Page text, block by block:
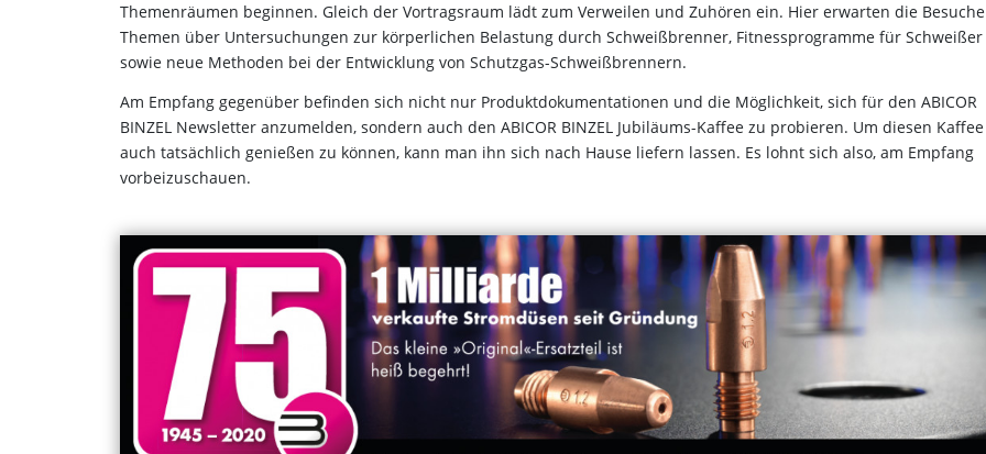
Themenräumen beginnen. Gleich der Vortragsraum lädt zum Verweilen und Zuhören ein. Hier erwarten die
Themen über Untersuchungen zur körperlichen Belastung durch Schweißbrenner, Fitnessprogramme für Schweißer
sowie neue Methoden bei der Entwicklung von Schutzgas-Schweißbrennern.
Am Empfang gegenüber befinden sich nicht nur Produktdokumentationen und die Möglichkeit, sich für den ABICOR
BINZEL Newsletter anzumelden, sondern auch den ABICOR BINZEL Jubiläums-Kaffee zu probieren. Um diesen Kaffee
auch tatsächlich genießen zu können, kann man ihn sich nach Hause liefern lassen. Es lohnt sich also, am Empfang
vorbeizuschauen.